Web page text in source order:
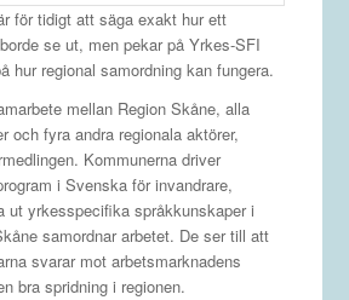
för tidigt att säga exakt hur ett
se ut, men pekar på Yrkes-SFI
hur regional samordning kan fungera.
mellan Region Skåne, alla
och fyra andra regionala aktörer,
Kommunerna driver
i Svenska för invandrare,
ut yrkesspecifika språkkunskaper i
samordnar arbetet. De ser till att
svarar mot arbetsmarknadens
bra spridning i regionen.